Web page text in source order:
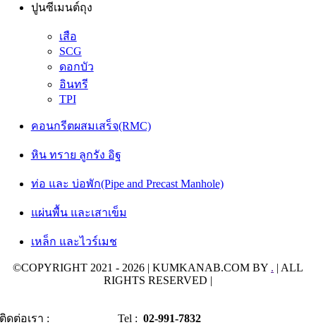
ปูนซีเมนต์ถุง
เสือ
SCG
ดอกบัว
อินทรี
TPI
คอนกรีตผสมเสร็จ(RMC)
หิน ทราย ลูกรัง อิฐ
ท่อ และ บ่อพัก(Pipe and Precast Manhole)
แผ่นพื้น และเสาเข็ม
เหล็ก และไวร์เมช
©COPYRIGHT 2021 - 2026 | KUMKANAB.COM BY . | ALL
RIGHTS RESERVED |
ติดต่อเรา : Tel :02-991-7832